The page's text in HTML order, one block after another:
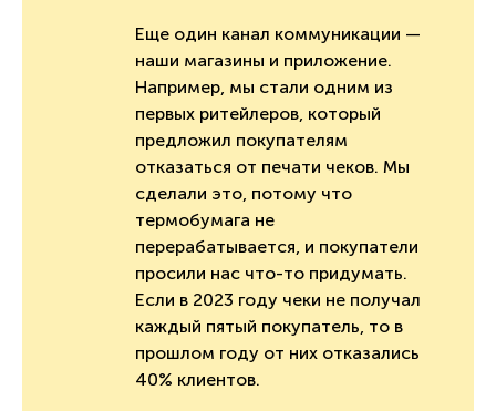
Еще один канал коммуникации —
наши магазины и приложение.
Например, мы стали одним из
первых ритейлеров, который
предложил покупателям
отказаться от печати чеков. Мы
сделали это, потому что
термобумага не
перерабатывается, и покупатели
просили нас что-то придумать.
Если в 2023 году чеки не получал
каждый пятый покупатель, то в
прошлом году от них отказались
40% клиентов.